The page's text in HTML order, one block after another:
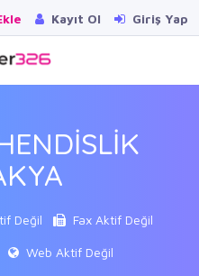
Kayıt Ol Giriş Yap
Değil Fax Aktif Değil
Web Aktif Değil